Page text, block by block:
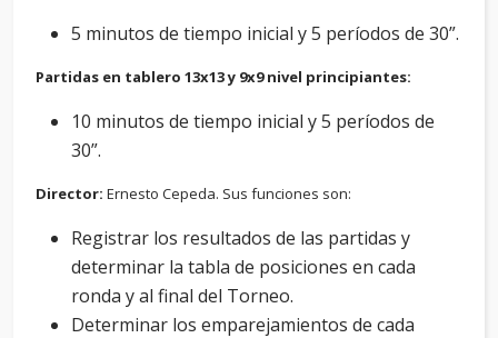
5 minutos de tiempo inicial y 5 períodos de 30”.
Partidas en tablero 13x13 y 9x9 nivel principiantes:
10 minutos de tiempo inicial y 5 períodos de
30”.
Director: Ernesto Cepeda. Sus funciones son:
Registrar los resultados de las partidas y
determinar la tabla de posiciones en cada
ronda y al final del Torneo.
Determinar los emparejamientos de cada